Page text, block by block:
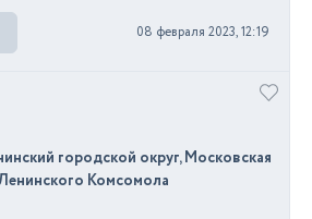
08 февраля 2023, 12:19
городской округ, Московская
Комсомола